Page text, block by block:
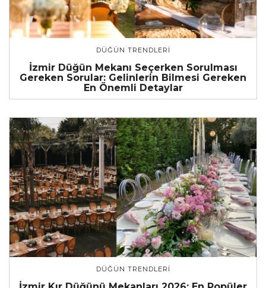
DÜĞÜN TRENDLERI
İzmir Düğün Mekanı Seçerken Sorulması
Gereken Sorular: Gelinlerin Bilmesi Gereken
En Önemli Detaylar
DÜĞÜN TRENDLERI